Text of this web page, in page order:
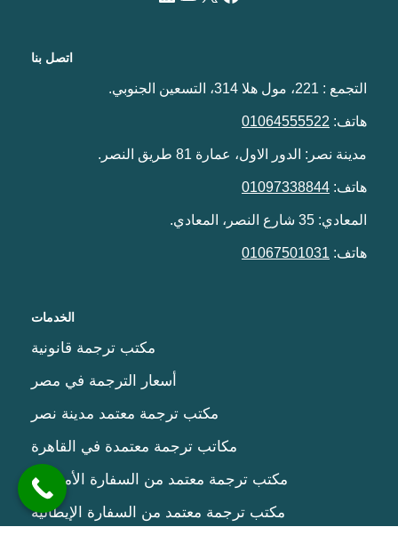
اتصل بنا
التجمع : 221، مول هلا 314، التسعين الجنوبي.
هاتف: 01064555522
مدينة نصر: الدور الاول، عمارة 81 طريق النصر.
هاتف: 01097338844
المعادي: 35 شارع النصر، المعادي.
هاتف: 01067501031
الخدمات
مكتب ترجمة قانونية
أسعار الترجمة في مصر
مكتب ترجمة معتمد مدينة نصر
مكاتب ترجمة معتمدة في القاهرة
مكتب ترجمة معتمد من السفارة الأمريكية
مكتب ترجمة معتمد من السفارة الإيطالية